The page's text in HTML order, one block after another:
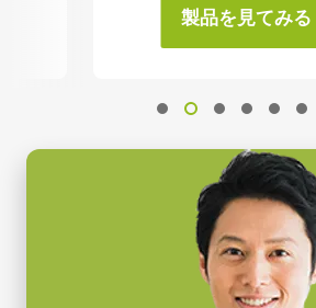
製品を見てみる